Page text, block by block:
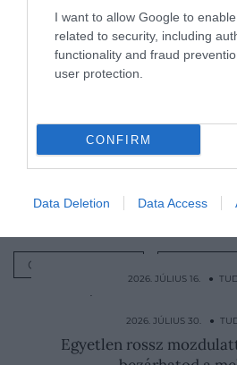
I want to allow Google to
related to security, including
functionality and fraud
user protection.
CONFIRM
Data Deletion Data Access
galaxisból származó vándor,
Magellán-felhőben keletkezett.
jelenti, hogy valószínűleg több
érintetlen csillag rejtőzik a
közvetlen
tanulmányozhatják az
CSILLAGÁSZAT
2026. JÚLIUS 16. ●
A világ legfeketébb
az
2026. JÚLIUS 30. ●
Egyetlen rossz